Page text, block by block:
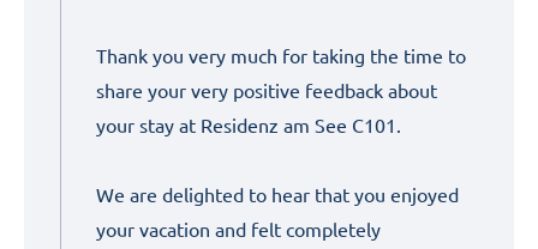
Thank you very much for taking the time to
share your very positive feedback about
your stay at Residenz am See C101.
We are delighted to hear that you enjoyed
your vacation and felt completely